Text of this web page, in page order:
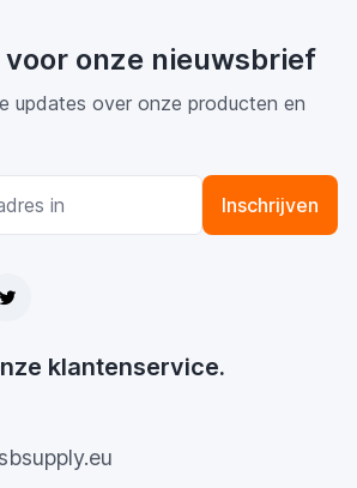
voor onze nieuwsbrief
updates over onze producten en
Inschrijven
klantenservice.